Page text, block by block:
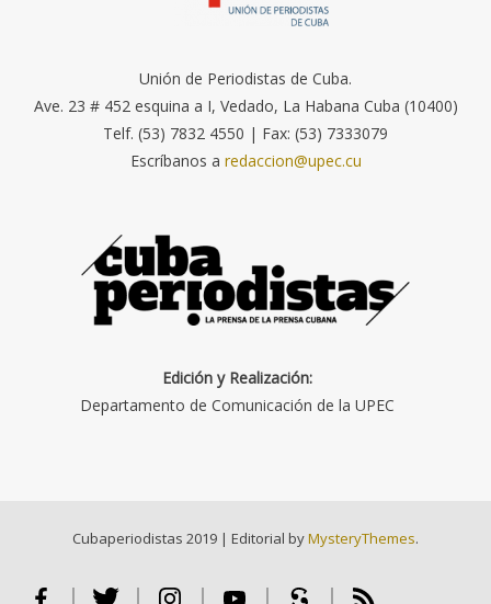
Unión de Periodistas de Cuba.
Ave. 23 # 452 esquina a I, Vedado, La Habana Cuba (10400)
Telf. (53) 7832 4550 | Fax: (53) 7333079
Escríbanos a redaccion@upec.cu
Edición y Realización:
Departamento de Comunicación de la UPEC
Cubaperiodistas 2019 | Editorial byMysteryThemes.